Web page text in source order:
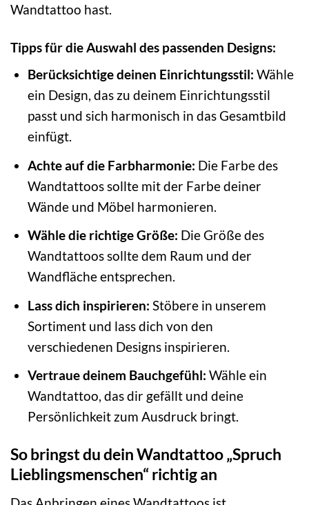
Wandtattoo hast.
Tipps für die Auswahl des passenden Designs:
Berücksichtige deinen Einrichtungsstil: Wähle
ein Design, das zu deinem Einrichtungsstil
passt und sich harmonisch in das Gesamtbild
einfügt.
Achte auf die Farbharmonie: Die Farbe des
Wandtattoos sollte mit der Farbe deiner
Wände und Möbel harmonieren.
Wähle die richtige Größe: Die Größe des
Wandtattoos sollte dem Raum und der
Wandfläche entsprechen.
Lass dich inspirieren: Stöbere in unserem
Sortiment und lass dich von den
verschiedenen Designs inspirieren.
Vertraue deinem Bauchgefühl: Wähle ein
Wandtattoo, das dir gefällt und deine
Persönlichkeit zum Ausdruck bringt.
So bringst du dein Wandtattoo „Spruch
Lieblingsmenschen“ richtig an